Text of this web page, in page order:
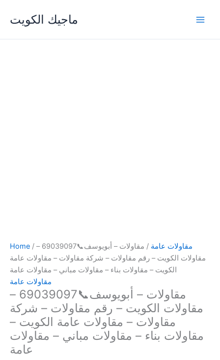
content
ماجيك الكويت
Home / مقاولات عامة
/ مقاولات – أبويوسف📞69039097 –
مقاولات الكويت – رقم مقاولات – شركة مقاولات – مقاولات عامة
الكويت – مقاولات بناء – مقاولات مباني – مقاولات عامة
مقاولات عامة
مقاولات – أبويوسف📞69039097 –
مقاولات الكويت – رقم مقاولات – شركة
مقاولات – مقاولات عامة الكويت –
مقاولات بناء – مقاولات مباني – مقاولات
عامة